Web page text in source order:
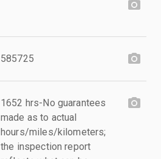
585725
1652 hrs-No guarantees
made as to actual
hours/miles/kilometers;
the inspection report